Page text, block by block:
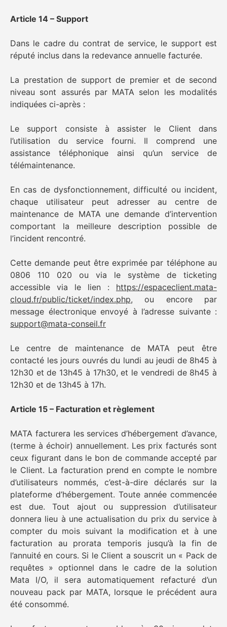
Article 14 – Support
Dans le cadre du contrat de service, le support est
réputé inclus dans la redevance annuelle facturée.
La prestation de support de premier et de second
niveau sont assurés par MATA selon les modalités
indiquées ci-après :
Le support consiste à assister le Client dans
l’utilisation du service fourni. Il comprend une
assistance téléphonique ainsi qu’un service de
télémaintenance.
En cas de dysfonctionnement, difficulté ou incident,
chaque utilisateur peut adresser au centre de
maintenance de MATA une demande d’intervention
comportant la meilleure description possible de
l’incident rencontré.
Cette demande peut être exprimée par téléphone au
0806 110 020 ou via le système de ticketing
accessible via le lien : https://espaceclient.mata-
cloud.fr/public/ticket/index.php, ou encore par
message électronique envoyé à l’adresse suivante :
support@mata-conseil.fr
Le centre de maintenance de MATA peut être
contacté les jours ouvrés du lundi au jeudi de 8h45 à
12h30 et de 13h45 à 17h30, et le vendredi de 8h45 à
12h30 et de 13h45 à 17h.
Article 15 – Facturation et règlement
MATA facturera les services d’hébergement d’avance,
(terme à échoir) annuellement. Les prix facturés sont
ceux figurant dans le bon de commande accepté par
le Client. La facturation prend en compte le nombre
d’utilisateurs nommés, c’est-à-dire déclarés sur la
plateforme d’hébergement. Toute année commencée
est due. Tout ajout ou suppression d’utilisateur
donnera lieu à une actualisation du prix du service à
compter du mois suivant la modification et à une
facturation au prorata temporis jusqu’à la fin de
l’annuité en cours. Si le Client a souscrit un « Pack de
requêtes » optionnel dans le cadre de la solution
Mata I/O, il sera automatiquement refacturé d’un
nouveau pack par MATA, lorsque le précédent aura
été consommé.